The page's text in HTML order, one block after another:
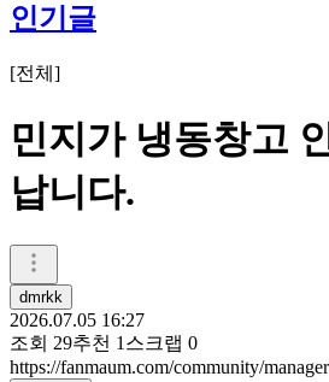
인기글
[전체 ]
민지가 냉동창고
납니다.
dmrkk
2026.07.05 16:27
조회 29추천 1 스크랩 0
https://fanmaum.com/community/